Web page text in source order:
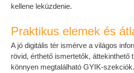
kellene leküzdenie.
Praktikus elemek és
A jó digitális tér ismérve a világos
rövid, érthető ismertetők, áttekinthető
könnyen megtalálható GYIK-